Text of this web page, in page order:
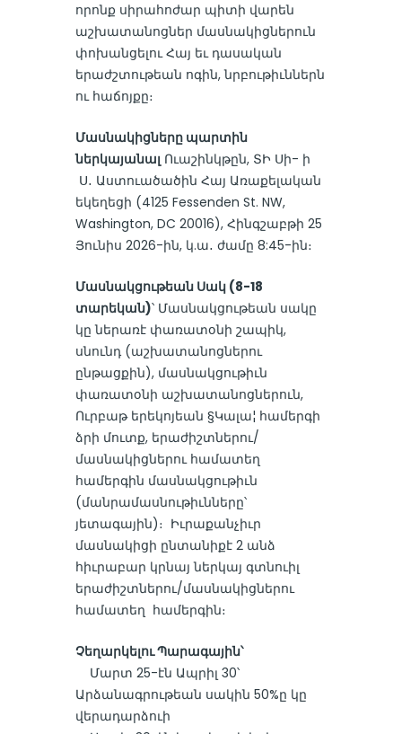
որոնք սիրահոժար պիտի վարեն
աշխատանոցներ մասնակիցներուն
փոխանցելու Հայ եւ դասական
երաժշտութեան ոգին, նրբութիւններն
ու հաճոյքը։
Մասնակիցները պարտին
ներկայանալ Ուաշինկթըն, ՏԻ Սի- ի
Ս․ Աստուածածին Հայ Առաքելական
եկեղեցի (4125 Fessenden St. NW,
Washington, DC 20016), Հինգշաբթի 25
Յունիս 2026-ին, կ.ա․ ժամը 8:45-ին։
Մասնակցութեան Սակ (8-18
տարեկան)՝ Մասնակցութեան սակը
կը ներառէ փառատօնի շապիկ,
սնունդ (աշխատանոցներու
ընթացքին), մասնակցութիւն
փառատօնի աշխատանոցներուն,
Ուրբաթ երեկոյեան §Կալա¦ համերգի
ձրի մուտք, երաժիշտներու/
մասնակիցներու համատեղ
համերգին մասնակցութիւն
(մանրամասնութիւնները՝
յետագային)։ Իւրաքանչիւր
մասնակիցի ընտանիքէ 2 անձ
հիւրաբար կրնայ ներկայ գտնուիլ
երաժիշտներու/մասնակիցներու
համատեղ համերգին։
Չեղարկելու Պարագային՝
Մարտ 25-էն Ապրիլ 30՝
Արձանագրութեան սակին 50%ը կը
վերադարձուի